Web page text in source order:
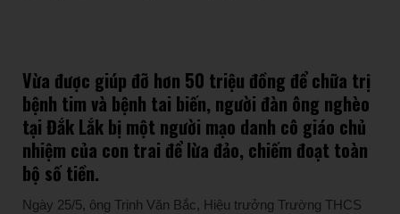
Vừa được giúp đỡ hơn 50 triệu đồng để chữa trị
bệnh tim và bệnh tai biến, người đàn ông nghèo
tại Đắk Lắk bị một người mạo danh cô giáo chủ
nhiệm của con trai để lừa đảo, chiếm đoạt toàn
bộ số tiền.
Ngày 25/5, ông Trịnh Văn Bắc, Hiệu trưởng Trường THCS